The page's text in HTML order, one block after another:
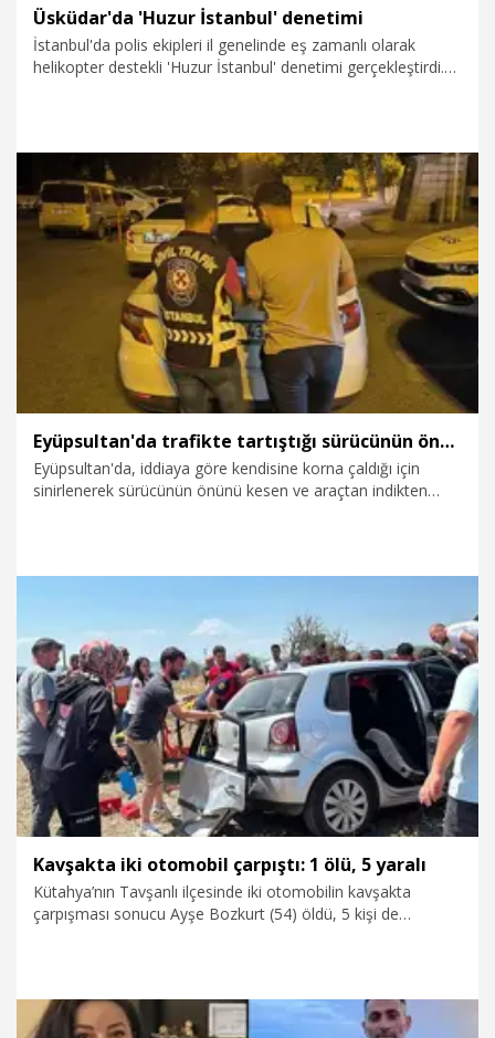
Üsküdar'da 'Huzur İstanbul' denetimi
İstanbul'da polis ekipleri il genelinde eş zamanlı olarak
helikopter destekli 'Huzur İstanbul' denetimi gerçekleştirdi.
7.08.2026 Gündem
Eyüpsultan'da trafikte tartıştığı sürücünün önünü kesip tehdit eden saldırgana 180 bin lira ceza
Eyüpsultan'da, iddiaya göre kendisine korna çaldığı için
sinirlenerek sürücünün önünü kesen ve araçtan indikten
otoparka çekildi. M.E.Ö.'ye 180 bin lira ceza yazıldı.
7.08.2026 Gündem
Kavşakta iki otomobil çarpıştı: 1 ölü, 5 yaralı
Kütahya’nın Tavşanlı ilçesinde iki otomobilin kavşakta
çarpışması sonucu Ayşe Bozkurt (54) öldü, 5 kişi de